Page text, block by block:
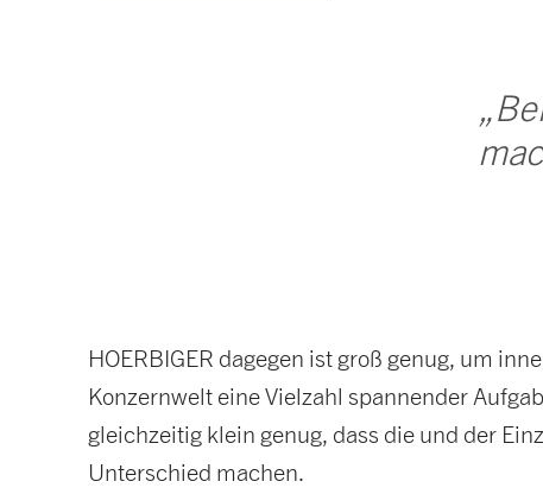
HOERBIGER dagegen ist groß genug, um
Konzernwelt eine Vielzahl spannender
gleichzeitig klein genug, dass die und der
Unterschied machen.